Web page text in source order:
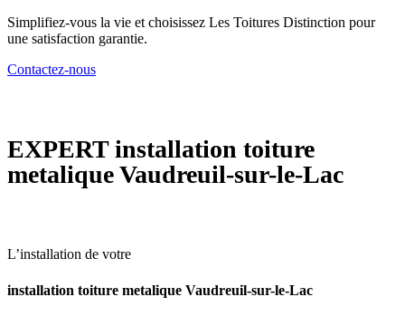
Simplifiez-vous la vie et choisissez Les Toitures Distinction pour
une satisfaction garantie.
Contactez-nous
EXPERTinstallation toiture
metalique Vaudreuil-sur-le-Lac
L’installation de votre
installation toiture metalique Vaudreuil-sur-le-Lac